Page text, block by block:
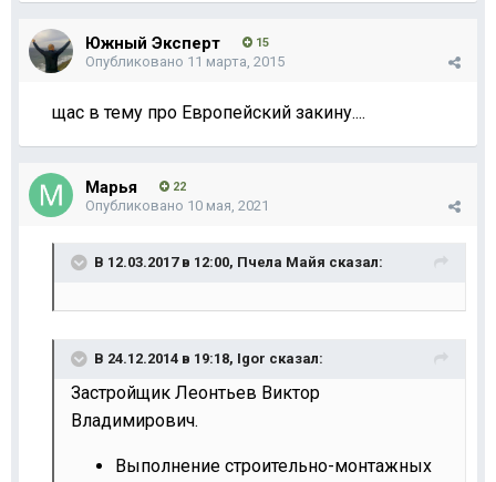
Южный Эксперт 15
Опубликовано 11 марта, 2015
щас в тему про Европейский закину....
Марья 22
Опубликовано 10 мая, 2021
В 12.03.2017 в 12:00, Пчела Майя сказал:
В 24.12.2014 в 19:18, Igor сказал:
Застройщик Леонтьев Виктор
Владимирович.
Выполнение строительно-монтажных